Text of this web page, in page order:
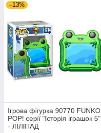
–13%
Ігрова фігурка 90770 FUNKO
POP! серії "Історія іграшок 5"
- ЛІЛІПАД